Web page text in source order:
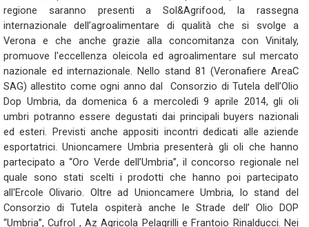
regione saranno presenti a Sol&Agrifood, la rassegna
internazionale dell’agroalimentare di qualità che si svolge a
Verona e che anche grazie alla concomitanza con Vinitaly,
promuove l'eccellenza oleicola ed agroalimentare sul mercato
nazionale ed internazionale. Nello stand 81 (Veronafiere AreaC
SAG) allestito come ogni anno dal Consorzio di Tutela dell’Olio
Dop Umbria, da domenica 6 a mercoledì 9 aprile 2014, gli oli
umbri potranno essere degustati dai principali buyers nazionali
ed esteri. Previsti anche appositi incontri dedicati alle aziende
esportatrici. Unioncamere Umbria presenterà gli oli che hanno
partecipato a “Oro Verde dell’Umbria”, il concorso regionale nel
quale sono stati scelti i prodotti che hanno poi partecipato
all'Ercole Olivario. Oltre ad Unioncamere Umbria, lo stand del
Consorzio di Tutela ospiterà anche le Strade dell’ Olio DOP
“Umbria”, Cufrol , Az Agricola Pelagrilli e Frantoio Rinalducci. Nei